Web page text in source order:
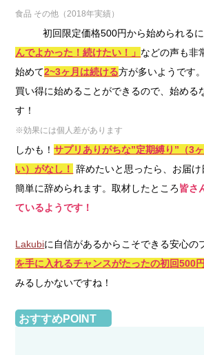
食品 その他（2018年実績）
初回限定価格500円から始められるに
んでよかった！続けたい！」 などの声も非
始めて2~3ヶ月は続ける方が多いようです
買い得に始めることができるので、始める
す！
※効果には個人差があります
しかも！サプリありがちな”定期縛り”（3
い）がなし！ 辞めたいと思ったら、お届
簡単に辞められます。取材したところ皆さ
ているようです！
Lakubiに自信があるからこそできる安心の
を手に入れるチャンスがたったの初回500円
みるしかないですね！
おすすめPOINT